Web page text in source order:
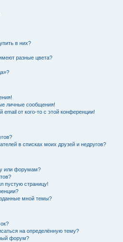
в них?
разные цвета?
личные сообщения!
от кого-то с этой конференции!
в списках моих друзей и недругов?
или форумам?
пустую страницу!
мной темы?
на определённую тему?
форум?